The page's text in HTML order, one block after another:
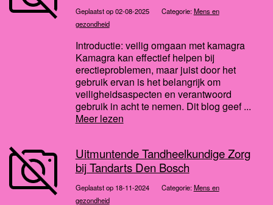
Geplaatst op 02-08-2025 Categorie:Mens en
gezondheid
Introductie: veilig omgaan met kamagra
Kamagra kan effectief helpen bij
erectieproblemen, maar juist door het
gebruik ervan is het belangrijk om
veiligheidsaspecten en verantwoord
gebruik in acht te nemen. Dit blog geef ...
Meer lezen
Uitmuntende Tandheelkundige Zorg
bij Tandarts Den Bosch
Geplaatst op 18-11-2024 Categorie:Mens en
gezondheid